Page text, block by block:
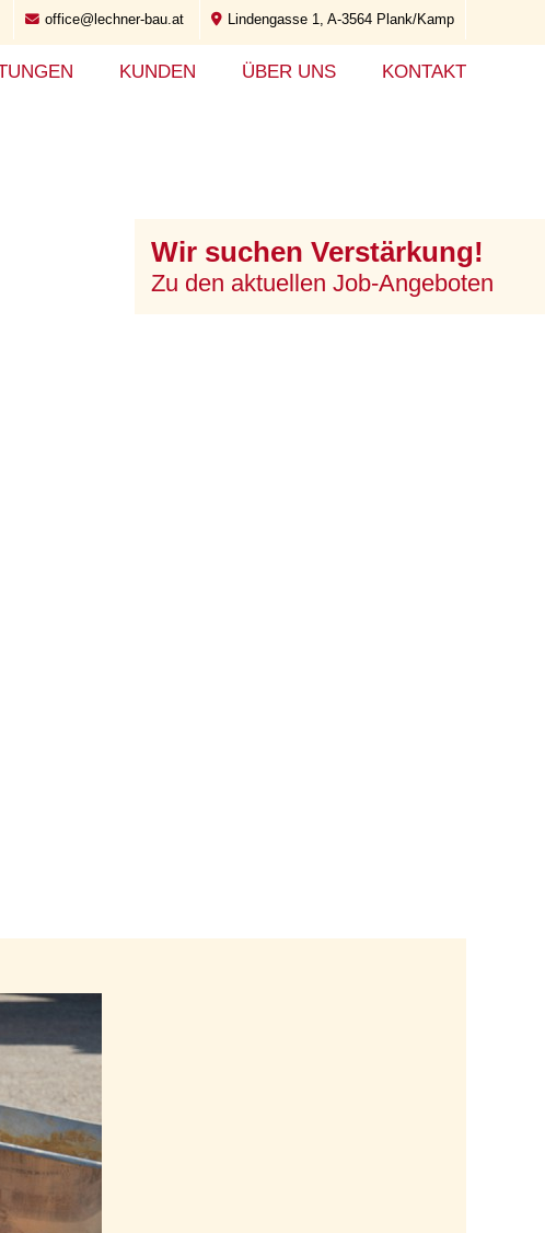
office@lechner-bau.at Lindengasse 1, A-3564 Plank/Kamp
KUNDEN ÜBER UNS KONTAKT
Wir suchen Verstärkung!
Zu den aktuellen Job-Angeboten